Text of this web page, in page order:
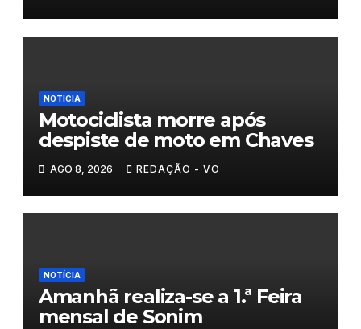
NOTÍCIA
Motociclista morre após
despiste de moto em Chaves
AGO 8, 2026 REDAÇÃO - VO
NOTÍCIA
Amanhã realiza-se a 1.ª Feira
mensal de Sonim